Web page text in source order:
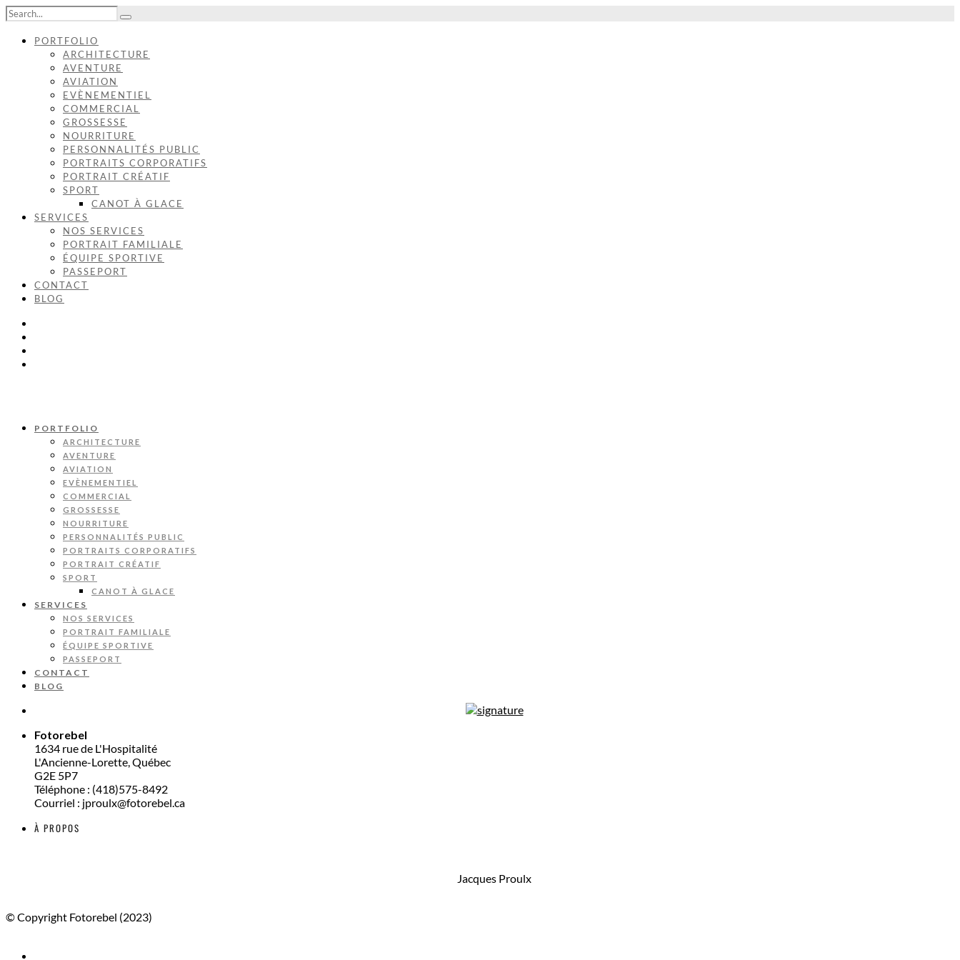
PORTFOLIO
ARCHITECTURE
AVENTURE
AVIATION
EVÈNEMENTIEL
COMMERCIAL
GROSSESSE
NOURRITURE
PERSONNALITÉS PUBLIC
PORTRAITS CORPORATIFS
PORTRAIT CRÉATIF
SPORT
CANOT À GLACE
SERVICES
NOS SERVICES
PORTRAIT FAMILIALE
ÉQUIPE SPORTIVE
PASSEPORT
CONTACT
BLOG
PORTFOLIO
ARCHITECTURE
AVENTURE
AVIATION
EVÈNEMENTIEL
COMMERCIAL
GROSSESSE
NOURRITURE
PERSONNALITÉS PUBLIC
PORTRAITS CORPORATIFS
PORTRAIT CRÉATIF
SPORT
CANOT À GLACE
SERVICES
NOS SERVICES
PORTRAIT FAMILIALE
ÉQUIPE SPORTIVE
PASSEPORT
CONTACT
BLOG
Fotorebel
1634 rue de L'Hospitalité
L'Ancienne-Lorette, Québec
G2E 5P7
Téléphone : (418)575-8492
Courriel : jproulx@fotorebel.ca
À PROPOS
Jacques Proulx
© Copyright Fotorebel (2023)